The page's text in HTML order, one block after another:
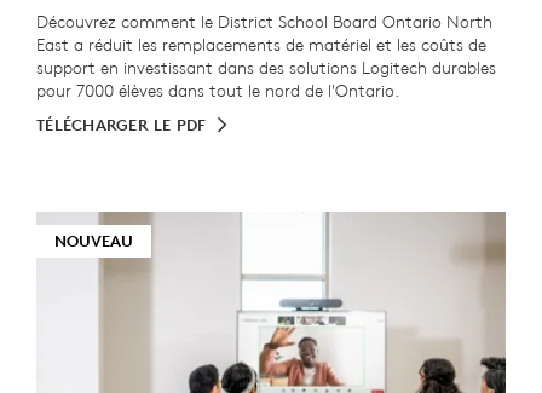
Découvrez comment le District School Board Ontario North
East a réduit les remplacements de matériel et les coûts de
support en investissant dans des solutions Logitech durables
pour 7000 élèves dans tout le nord de l'Ontario.
TÉLÉCHARGER LE PDF
NOUVEAU